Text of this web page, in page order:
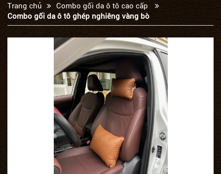
Trang chủ
Combo gối da ô tô cao cấp
Combo gối da ô tô ghép nghiêng vàng bò